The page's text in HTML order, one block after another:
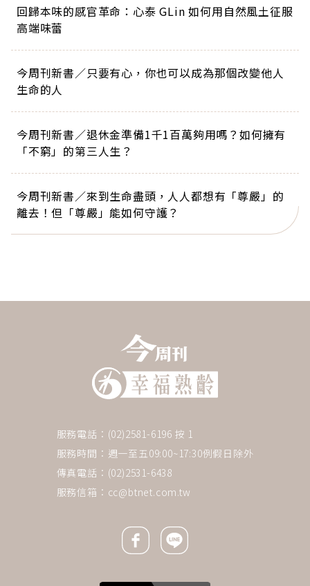
回歸本味的感官革命：心泰 GLin 如何用自然風土征服
高端味蕾
今周刊新書／只要有心，你也可以成為那個改變他人
生命的人
今周刊新書／退休金準備1千1百萬夠用嗎？如何擁有
「不窮」的第三人生？
今周刊新書／來到生命盡頭，人人都想有「尊嚴」的
離去！但「尊嚴」能如何守護？
服務電話：(02)2581-6196 按 1
服務時間：週一至五09:00~17:30例假日除外
傳真電話：(02)2531-6438
服務信箱： cc@btnet.com.tw
Facebook icon
Line icon